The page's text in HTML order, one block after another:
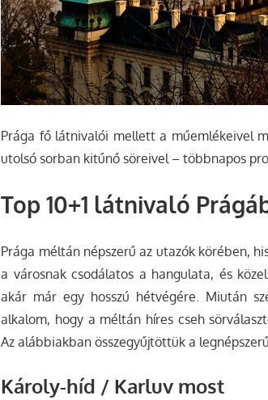
Prága fő látnivalói mellett a műemlékeivel
utolsó sorban kitűnő söreivel – többnapos
Top 10+1 látnivaló
Prága méltán népszerű az utazók körében,
a városnak csodálatos a hangulata, és
akár már egy hosszú hétvégére. Miután
alkalom, hogy a méltán híres cseh
Az alábbiakban összegyűjtöttük a
Károly-híd / Karluv most